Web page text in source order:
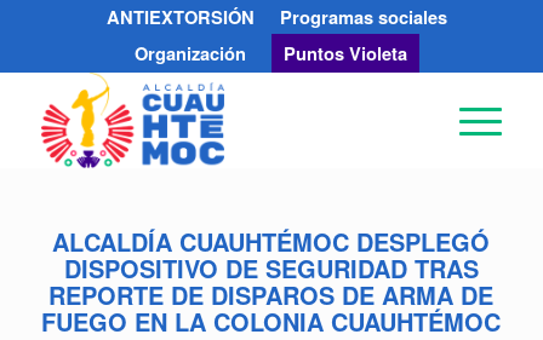
ANTIEXTORSIÓN
Programas sociales
Organización
Puntos Violeta
ALCALDÍA CUAUHTÉMOC DESPLEGÓ
DISPOSITIVO DE SEGURIDAD TRAS
REPORTE DE DISPAROS DE ARMA DE
FUEGO EN LA COLONIA CUAUHTÉMOC